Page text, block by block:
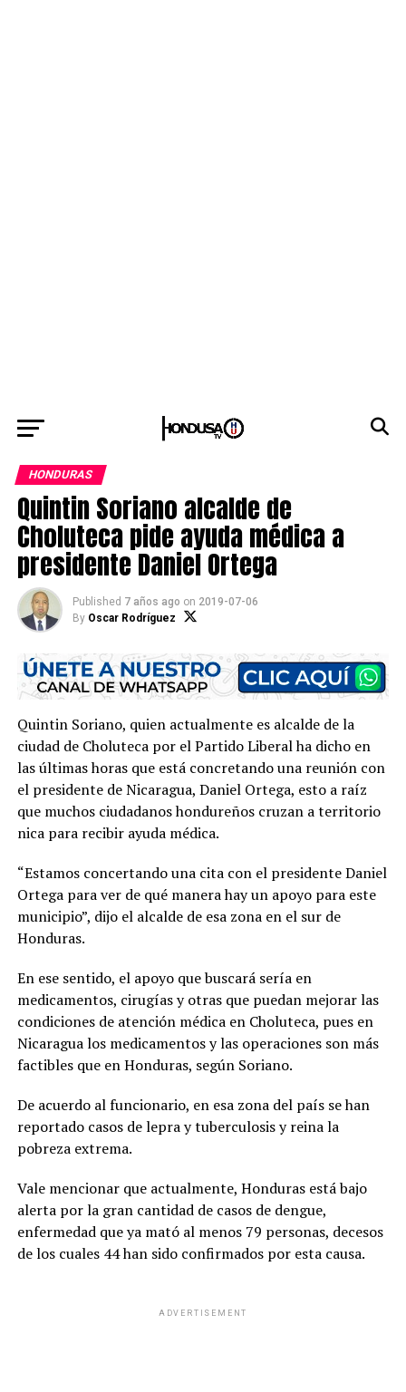
HONDURAS
Quintin Soriano alcalde de
Choluteca pide ayuda médica a
presidente Daniel Ortega
Published 7 años ago on 2019-07-06
By Oscar Rodríguez
Quintin Soriano, quien actualmente es alcalde de la
ciudad de Choluteca por el Partido Liberal ha dicho en
las últimas horas que está concretando una reunión con
el presidente de Nicaragua, Daniel Ortega, esto a raíz
que muchos ciudadanos hondureños cruzan a territorio
nica para recibir ayuda médica.
“Estamos concertando una cita con el presidente Daniel
Ortega para ver de qué manera hay un apoyo para este
municipio”, dijo el alcalde de esa zona en el sur de
Honduras.
En ese sentido, el apoyo que buscará sería en
medicamentos, cirugías y otras que puedan mejorar las
condiciones de atención médica en Choluteca, pues en
Nicaragua los medicamentos y las operaciones son más
factibles que en Honduras, según Soriano.
De acuerdo al funcionario, en esa zona del país se han
reportado casos de lepra y tuberculosis y reina la
pobreza extrema.
Vale mencionar que actualmente, Honduras está bajo
alerta por la gran cantidad de casos de dengue,
enfermedad que ya mató al menos 79 personas, decesos
de los cuales 44 han sido confirmados por esta causa.
ADVERTISEMENT